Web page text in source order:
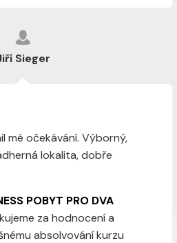
Sieger
mé očekávání. Výborný,
lokalita, dobře
POBYT PRO DVA
za hodnocení a
absolvování kurzu